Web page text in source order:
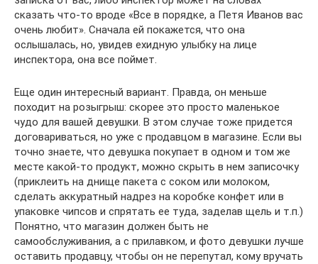
сказать что-то вроде «Все в порядке, а Петя Иванов вас
очень любит». Сначала ей покажется, что она
ослышалась, но, увидев ехидную улыбку на лице
инспектора, она все поймет.
Еще один интересный вариант. Правда, он меньше
походит на розыгрыш: скорее это просто маленькое
чудо для вашей девушки. В этом случае тоже придется
договариваться, но уже с продавцом в магазине. Если вы
точно знаете, что девушка покупает в одном и том же
месте какой-то продукт, можно скрыть в нем записочку
(приклеить на днище пакета с соком или молоком,
сделать аккуратный надрез на коробке конфет или в
упаковке чипсов и спрятать ее туда, заделав щель и т.п.)
Понятно, что магазин должен быть не
самообслуживания, а с прилавком, и фото девушки лучше
оставить продавцу, чтобы он не перепутал, кому вручать